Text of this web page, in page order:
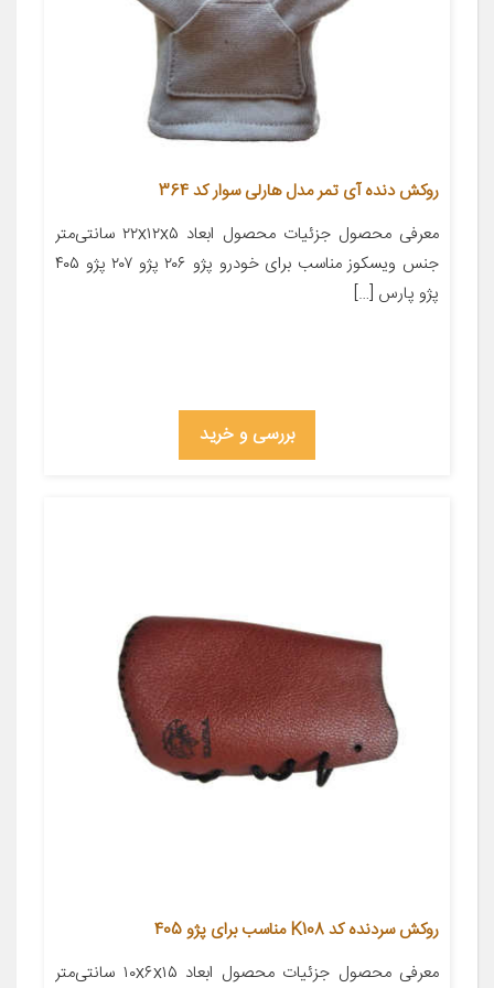
روکش دنده آی تمر مدل هارلی سوار کد 364
معرفی محصول جزئیات محصول ابعاد ۲۲x۱۲x۵ سانتی‌متر
جنس ویسکوز مناسب برای خودرو پژو ۲۰۶ پژو ۲۰۷ پژو ۴۰۵
پژو پارس […]
بررسی و خرید
روکش سردنده کد K108 مناسب برای پژو 405
معرفی محصول جزئیات محصول ابعاد ۱۰x۶x۱۵ سانتی‌متر